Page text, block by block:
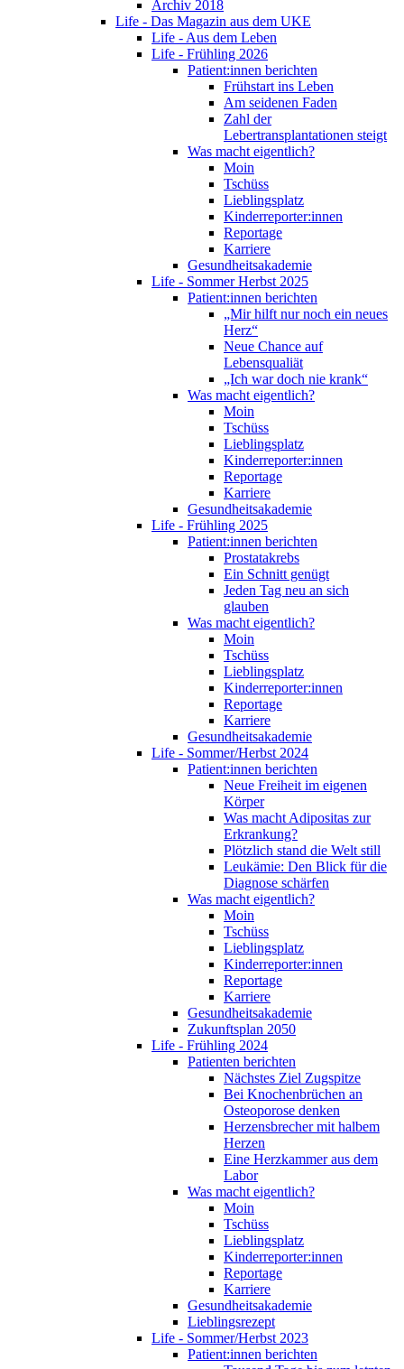
Archiv 2018
Life - Das Magazin aus dem UKE
Life - Aus dem Leben
Life - Frühling 2026
Patient:innen berichten
Frühstart ins Leben
Am seidenen Faden
Zahl der
Lebertransplantationen steigt
Was macht eigentlich?
Moin
Tschüss
Lieblingsplatz
Kinderreporter:innen
Reportage
Karriere
Gesundheitsakademie
Life - Sommer Herbst 2025
Patient:innen berichten
„Mir hilft nur noch ein neues
Herz“
Neue Chance auf
Lebensqualiät
„Ich war doch nie krank“
Was macht eigentlich?
Moin
Tschüss
Lieblingsplatz
Kinderreporter:innen
Reportage
Karriere
Gesundheitsakademie
Life - Frühling 2025
Patient:innen berichten
Prostatakrebs
Ein Schnitt genügt
Jeden Tag neu an sich
glauben
Was macht eigentlich?
Moin
Tschüss
Lieblingsplatz
Kinderreporter:innen
Reportage
Karriere
Gesundheitsakademie
Life - Sommer/Herbst 2024
Patient:innen berichten
Neue Freiheit im eigenen
Körper
Was macht Adipositas zur
Erkrankung?
Plötzlich stand die Welt still
Leukämie: Den Blick für die
Diagnose schärfen
Was macht eigentlich?
Moin
Tschüss
Lieblingsplatz
Kinderreporter:innen
Reportage
Karriere
Gesundheitsakademie
Zukunftsplan 2050
Life - Frühling 2024
Patienten berichten
Nächstes Ziel Zugspitze
Bei Knochenbrüchen an
Osteoporose denken
Herzensbrecher mit halbem
Herzen
Eine Herzkammer aus dem
Labor
Was macht eigentlich?
Moin
Tschüss
Lieblingsplatz
Kinderreporter:innen
Reportage
Karriere
Gesundheitsakademie
Lieblingsrezept
Life - Sommer/Herbst 2023
Patient:innen berichten